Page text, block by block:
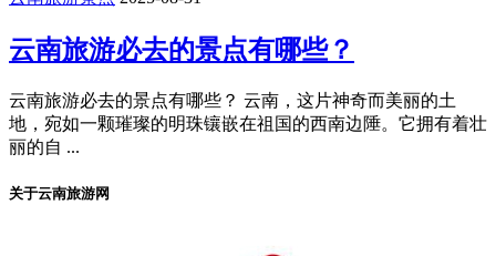
云南旅游必去的景点有哪些？
云南旅游必去的景点有哪些？ 云南，这片神奇而美丽的土
地，宛如一颗璀璨的明珠镶嵌在祖国的西南边陲。它拥有着壮
丽的自 ...
关于云南旅游网